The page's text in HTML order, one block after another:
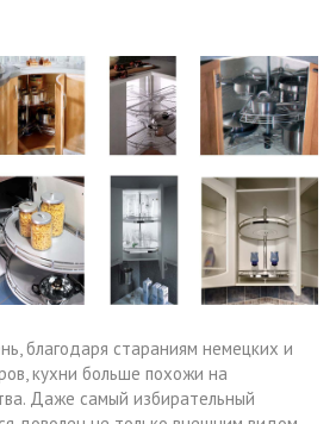
благодаря стараниям немецких и
кухни больше похожи на
Даже самый избирательный